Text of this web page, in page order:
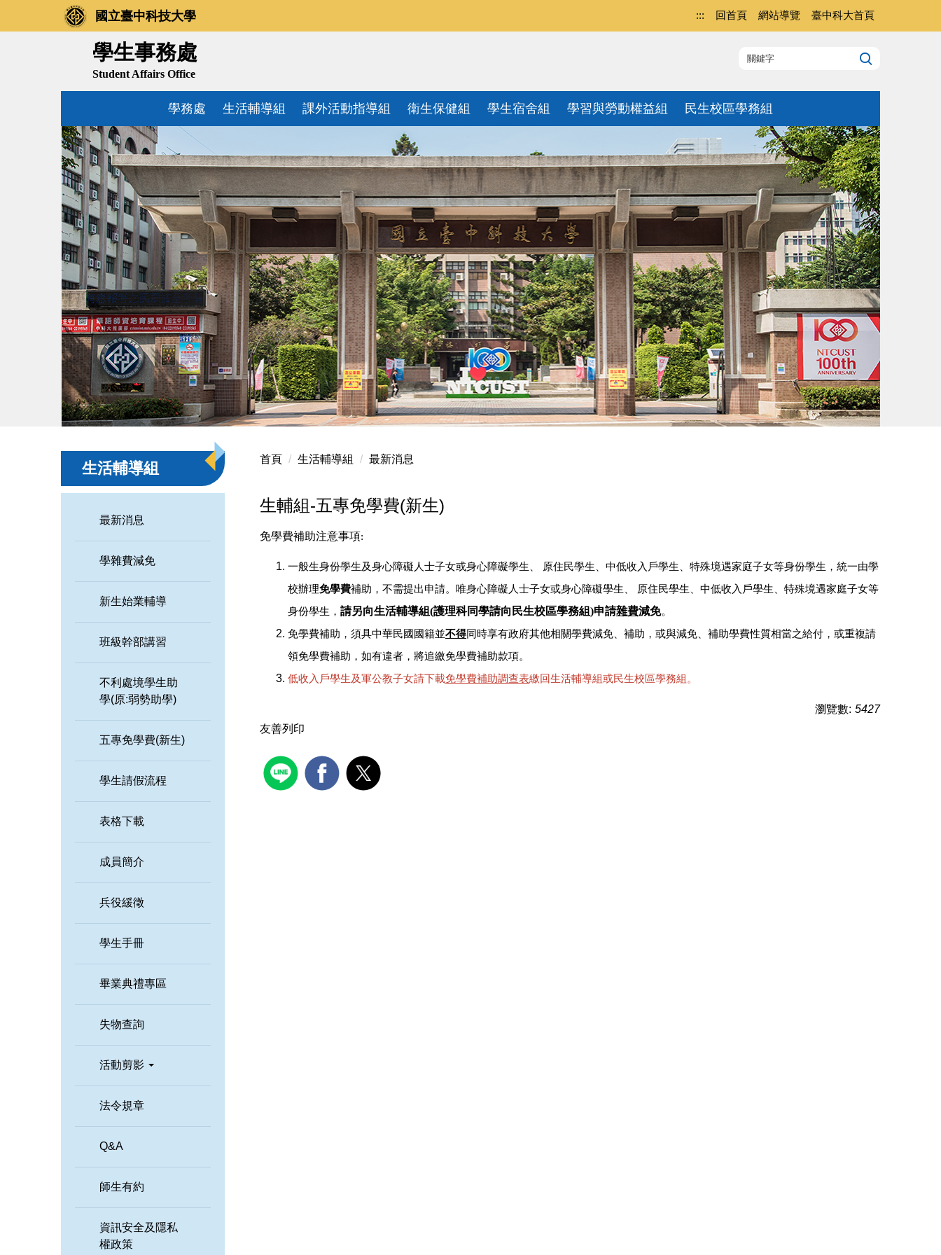
國立臺中科技大學
學生事務處
Student Affairs Office
學務處 生活輔導組 課外活動指導組 衛生保健組 學生宿舍組 學習與勞動權益組 民生校區學務組
::: 回首頁 網站導覽 臺中科大首頁
生活輔導組
最新消息
學雜費減免
新生始業輔導
班級幹部講習
不利處境學生助
學(原:弱勢助學)
五專免學費(新生)
學生請假流程
表格下載
成員簡介
兵役緩徵
學生手冊
畢業典禮專區
失物查詢
活動剪影
法令規章
Q&A
師生有約
資訊安全及隱私
權政策
首頁 生活輔導組 最新消息
生輔組-五專免學費(新生)
免學費補助注意事項:
一般生身份學生及身心障礙人士子女或身心障礙學生、
原住民學生、中低收入戶學生、特殊境遇家庭子女等身份學生，統一由學
校辦理免學費補助，不需提出申請。唯身心障礙人士子女或身心障礙學生、
原住民學生、中低收入戶學生、特殊境遇家庭子女等
身份學生， 請另向生活輔導組(護理科同學請向民生校區學務組)申請雜費減免。
免學費補助，須具中華民國國籍並不得同時享有政府其他相關學費減免、補助，或與減免、補助學費性質相當之給付，或重複請
領免學費補助，如有違者，將追繳免學費補助款項。
低收入戶學生及軍公教子女請下載免學費補助調查表繳回生活輔導組或民生校區學務組。
瀏覽數: 5427
友善列印